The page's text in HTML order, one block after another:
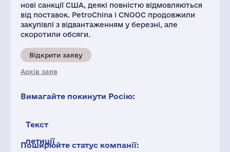
нові санкції США, деякі повністю відмовляються
від поставок. PetroChina і CNOOC продовжили
закупівлі з відвантаженням у березні, але
скоротили обсяги.
Відкрити заяву
Архів заяв
Вимагайте покинути Росію:
Текст
петиції
Поширюйте статус компанії: